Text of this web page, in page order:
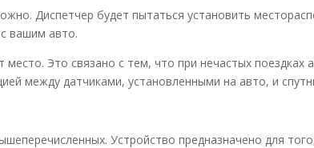
Диспетчер будет пытаться установить
вашим авто.
Это связано с тем, что при нечастых поездках
между датчиками, установленными на авто, и
Устройство предназначено для